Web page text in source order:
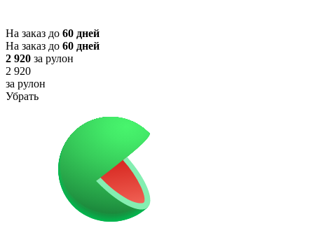
На заказ до 60 дней
На заказ до 60 дней
2 920 за рулон
2 920
за рулон
Убрать